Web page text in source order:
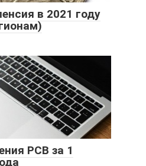
в 2021 году
РСВ за 1